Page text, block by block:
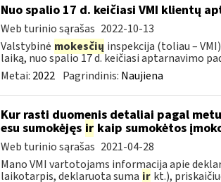
Nuo spalio 17 d. keičiasi VMI klientų
Web turinio sąrašas 2022-10-13
Valstybinė mokesčių inspekcija (toliau –
laiką, nuo spalio 17 d. keičiasi aptarnavimo
Metai: 2022 Pagrindinis: Naujiena
Kur rasti duomenis detaliai pagal
esu sumokėjęs irkaip sumokėtos
Web turinio sąrašas 2021-04-28
Mano VMI vartotojams informacija apie
laikotarpis, deklaruota suma ir kt.),